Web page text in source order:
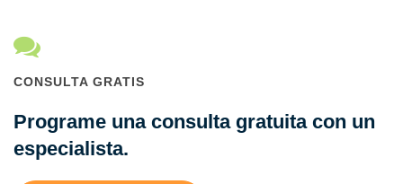
CONSULTA GRATIS
Programe una consulta gratuita con un
especialista.